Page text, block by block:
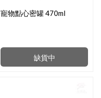
缺貨中
寵物點心密罐 470ml